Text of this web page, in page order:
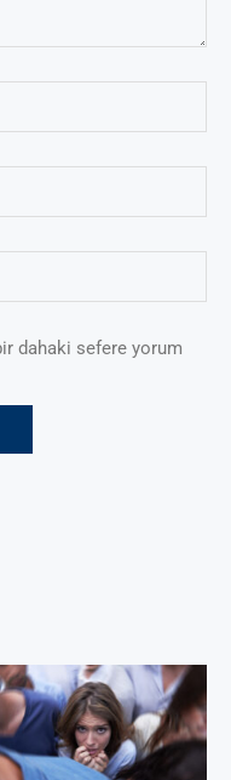
dahaki sefere yorum